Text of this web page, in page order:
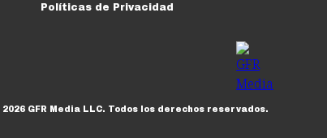
Políticas de Privacidad
2026 GFR Media LLC. Todos los derechos reservados.